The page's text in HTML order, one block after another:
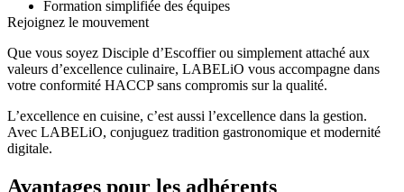
Formation simplifiée des équipes
Rejoignez le mouvement
Que vous soyez Disciple d’Escoffier ou simplement attaché aux
valeurs d’excellence culinaire, LABELiO vous accompagne dans
votre conformité HACCP sans compromis sur la qualité.
L’excellence en cuisine, c’est aussi l’excellence dans la gestion.
Avec LABELiO, conjuguez tradition gastronomique et modernité
digitale.
Avantages pour les adhérents